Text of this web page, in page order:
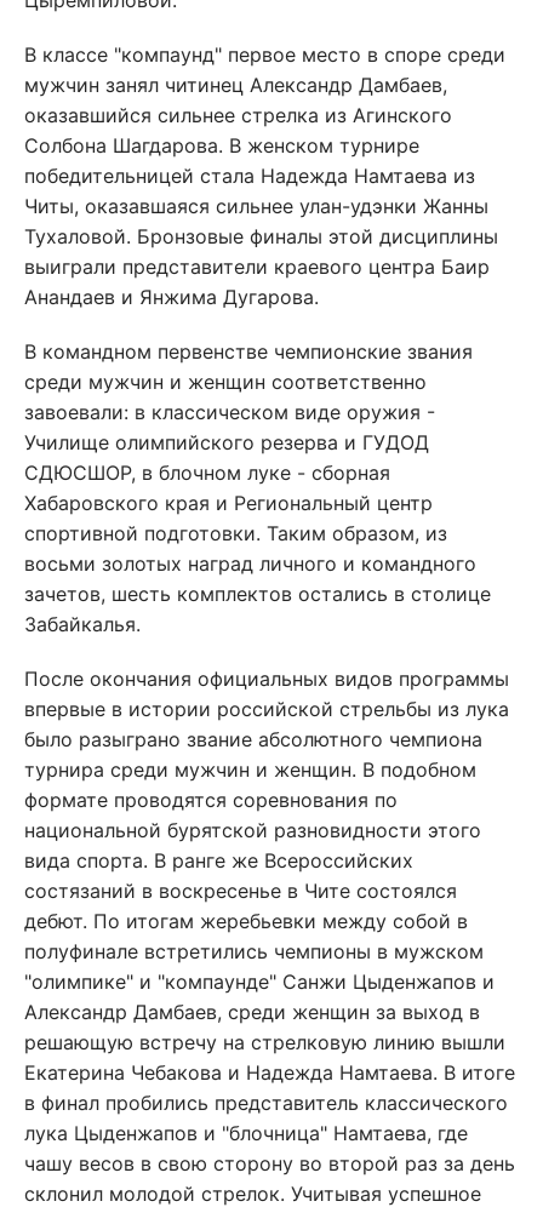
В классе "компаунд" первое место в споре среди
мужчин занял читинец Александр Дамбаев,
оказавшийся сильнее стрелка из Агинского
Солбона Шагдарова. В женском турнире
победительницей стала Надежда Намтаева из
Читы, оказавшаяся сильнее улан-удэнки Жанны
Тухаловой. Бронзовые финалы этой дисциплины
выиграли представители краевого центра Баир
Анандаев и Янжима Дугарова.
В командном первенстве чемпионские звания
среди мужчин и женщин соответственно
завоевали: в классическом виде оружия -
Училище олимпийского резерва и ГУДОД
СДЮСШОР, в блочном луке - сборная
Хабаровского края и Региональный центр
спортивной подготовки. Таким образом, из
восьми золотых наград личного и командного
зачетов, шесть комплектов остались в столице
Забайкалья.
После окончания официальных видов программы
впервые в истории российской стрельбы из лука
было разыграно звание абсолютного чемпиона
турнира среди мужчин и женщин. В подобном
формате проводятся соревнования по
национальной бурятской разновидности этого
вида спорта. В ранге же Всероссийских
состязаний в воскресенье в Чите состоялся
дебют. По итогам жеребьевки между собой в
полуфинале встретились чемпионы в мужском
"олимпике" и "компаунде" Санжи Цыденжапов и
Александр Дамбаев, среди женщин за выход в
решающую встречу на стрелковую линию вышли
Екатерина Чебакова и Надежда Намтаева. В итоге
в финал пробились представитель классического
лука Цыденжапов и "блочница" Намтаева, где
чашу весов в свою сторону во второй раз за день
склонил молодой стрелок. Учитывая успешное